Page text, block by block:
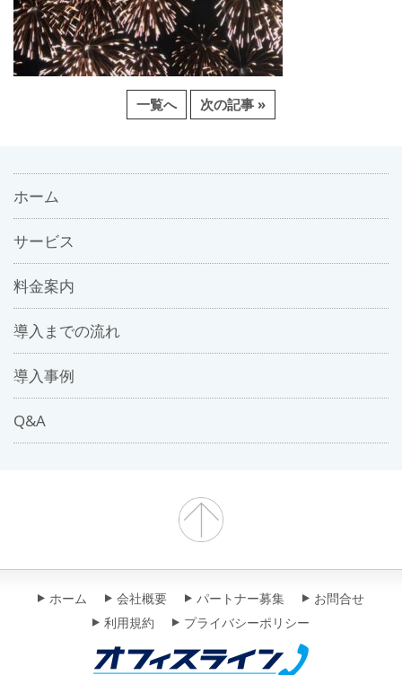
一覧へ 次の記事 »
ホーム
サービス
料金案内
導入までの流れ
導入事例
Q&A
ホーム 会社概要 パートナー募集
お問合せ
利用規約
プライバシーポリシー